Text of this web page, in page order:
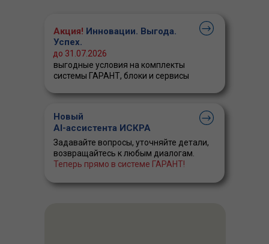
Акция! Инновации. Выгода.
Успех.
выгодные условия на комплекты
системы ГАРАНТ, блоки и сервисы
до 31.07.2026
Новый
AI-ассистента ИСКРА
Задавайте вопросы, уточняйте детали,
возвращайтесь к любым диалогам.
Теперь прямо в системе ГАРАНТ!